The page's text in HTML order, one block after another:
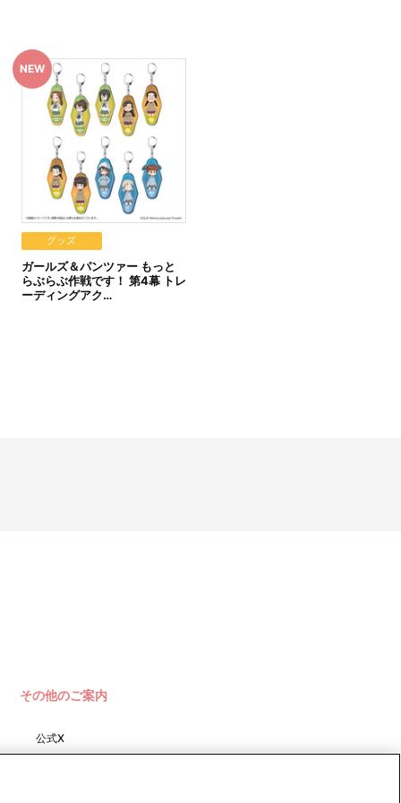
らかじめご了承ください。
いたします。
グッズ
ガールズ＆パンツァー もっと
らぶらぶ作戦です！ 第4幕 トレ
ーディングアク…
その他のご案内
公式X